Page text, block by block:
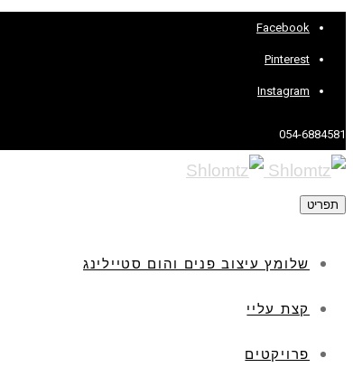
Facebook
Pinterest
Instagram
054-6884581
תפריט
שלומץ עיצוב פנים והום סטיילינג
קצת עליי
פרויקטים